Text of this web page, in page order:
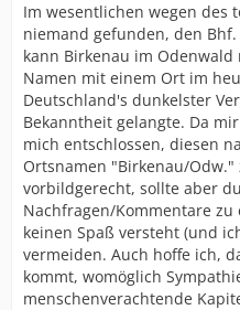
Im wesentlichen wegen des
niemand gefunden, den
kann Birkenau im
Namen mit einem Ort im
Deutschland's dunkelster
Bekanntheit gelangte. Da
mich entschlossen, diesen
Ortsnamen "Birkenau/
vorbildgerecht, sollte aber
Nachfragen/Kommentare zu
keinen Spaß versteht (und
vermeiden. Auch hoffe ich,
kommt, womöglich
menschenverachtende